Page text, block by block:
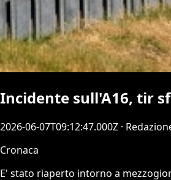
Incidente sull'A16, tir
2026-06-07T09:12:47.000Z ·
Cronaca
E' stato riaperto intorno a